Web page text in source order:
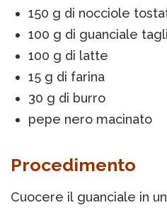
150 g di nocciole
100 g di guanciale
100 g di latte
15 g di farina
30 g di burro
pepe nero macinato
Procedimento
Cuocere il guanciale in